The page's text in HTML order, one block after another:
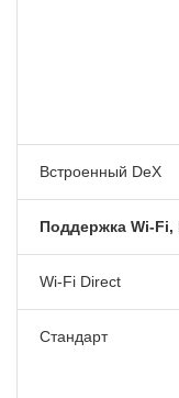
Встроенный DeX
Поддержка Wi-
Wi-Fi Direct
Стандарт